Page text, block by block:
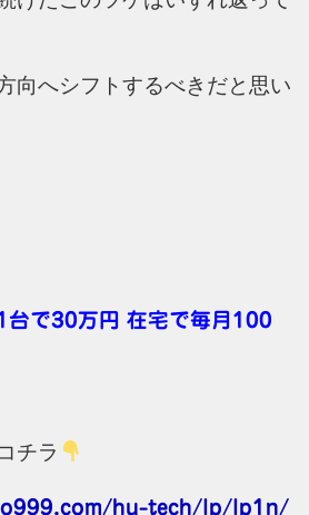
向へシフトするべきだと思い
台で30万円 在宅で毎月100
チラ
hu-tech/lp/lp1n/